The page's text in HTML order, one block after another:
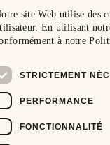
site Web utilise des
En utilisant
à notre
STRICTEMENT
PERFORMANCE
FONCTIONNALITÉ